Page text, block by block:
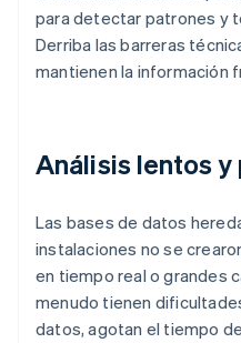
para detectar patrones y
Derriba las barreras
mantienen la información
Análisis lentos
Las bases de datos
instalaciones no se
en tiempo real o grandes
menudo tienen
datos, agotan el tiempo